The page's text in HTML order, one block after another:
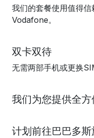
我们的套餐使用值得
Vodafone。
双卡双待
无需两部手机或更换
我们为您提供全方
计划前往巴巴多斯